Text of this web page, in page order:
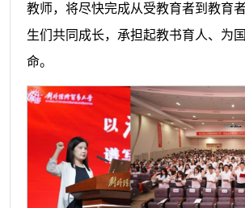
教师，将尽快完成从受教育者到教育
生们共同成长，承担起教书育人、为
命。